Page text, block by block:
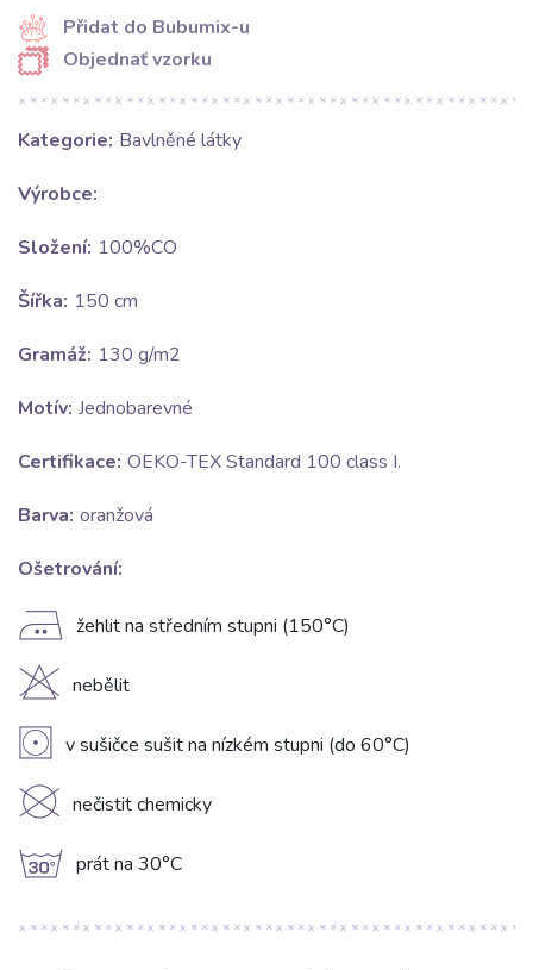
Přidat do Bubumix-u
Objednať vzorku
Kategorie: Bavlněné látky
Výrobce:
Složení: 100%CO
Šířka: 150 cm
Gramáž: 130 g/m2
Motív: Jednobarevné
Certifikace: OEKO-TEX Standard 100 class I.
Barva: oranžová
Ošetrování:
E žehlit na středním stupni (150°C)
H nebělit
V v sušičce sušit na nízkém stupni (do 60°C)
K nečistit chemicky
g prát na 30°C